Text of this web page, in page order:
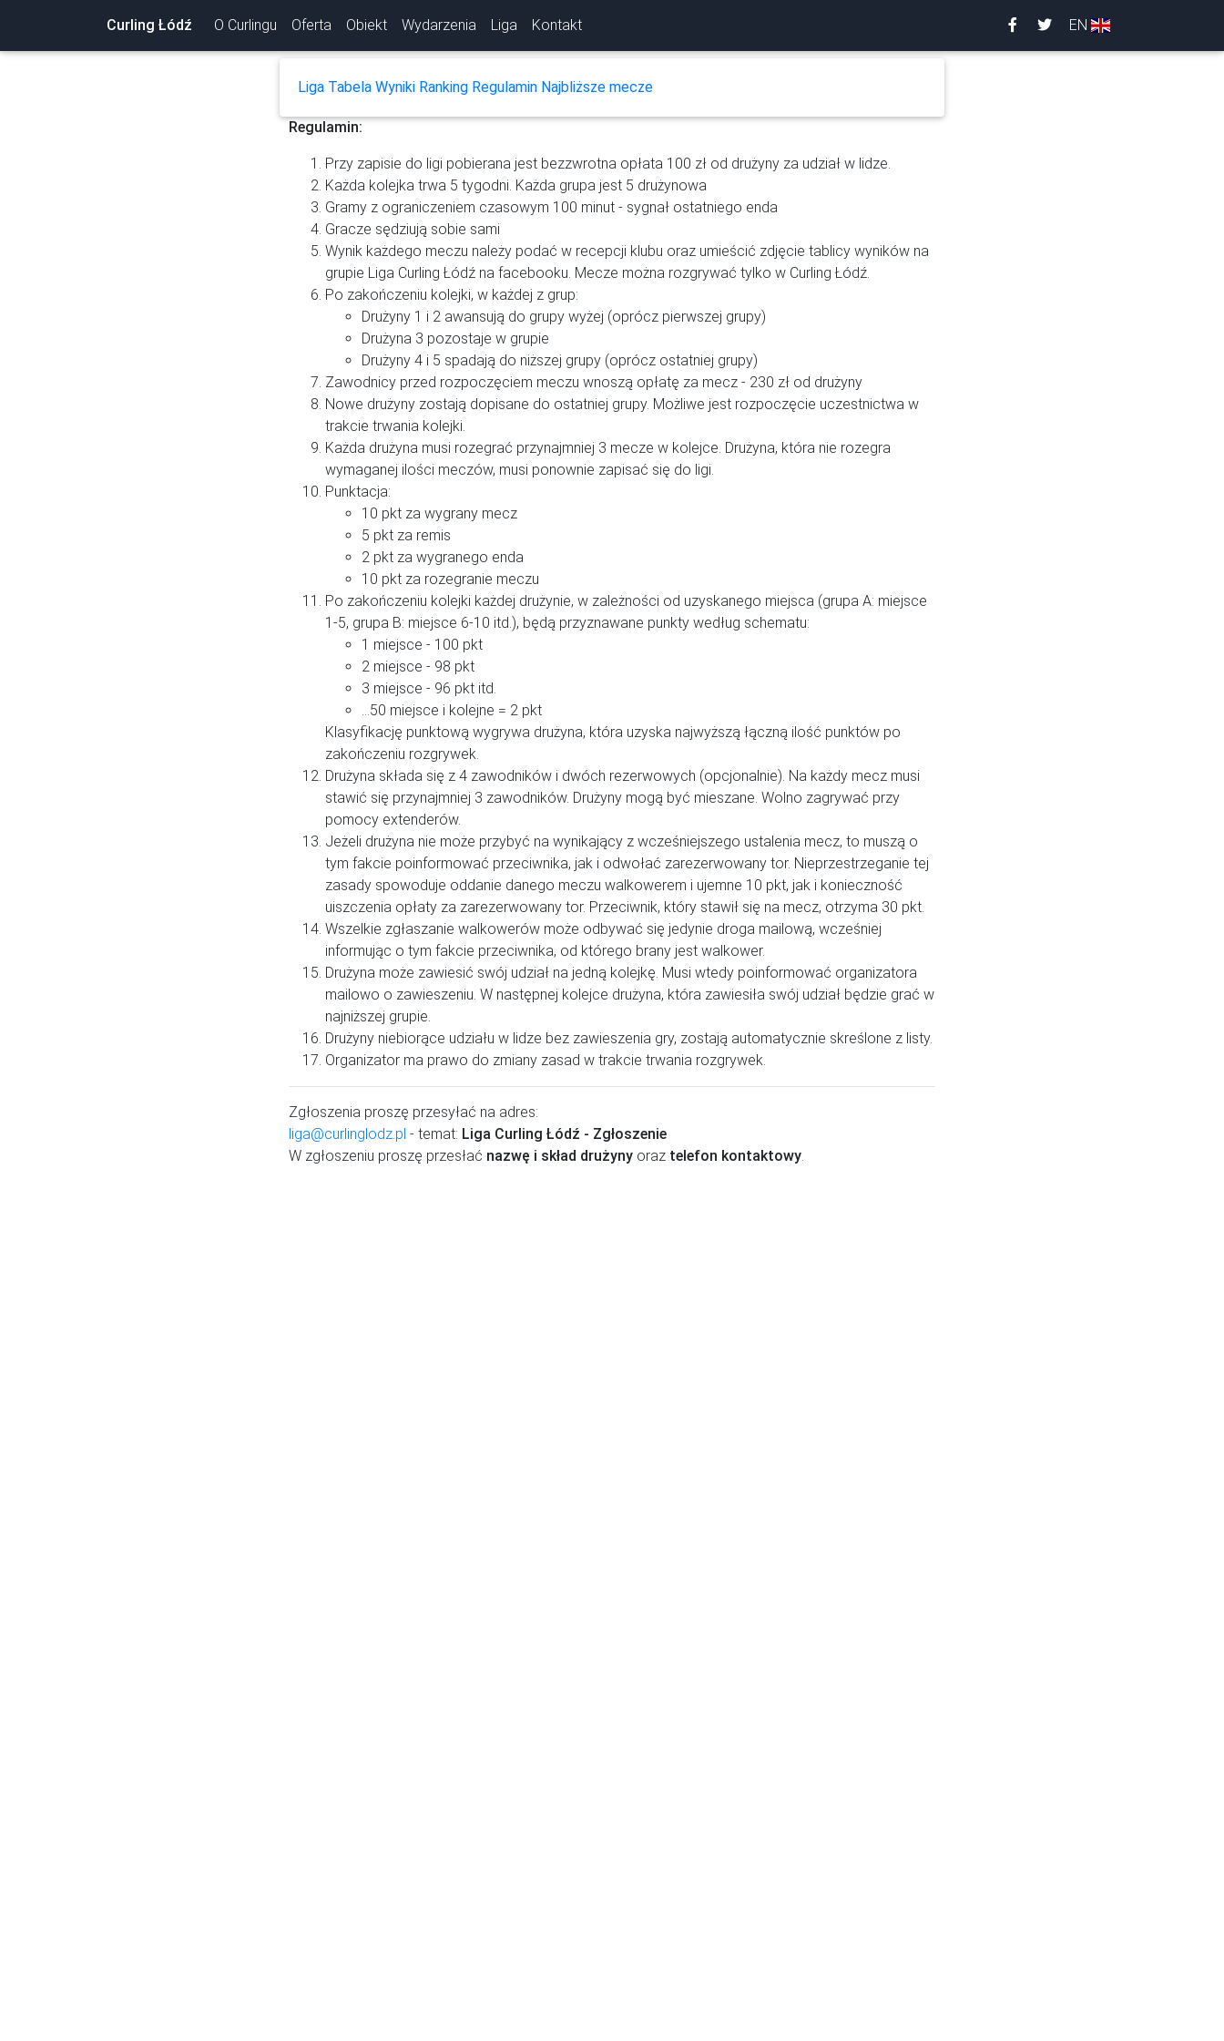
Curling Łódź O Curlingu Oferta Obiekt Wydarzenia Liga Kontakt EN
Liga Tabela Wyniki Ranking Regulamin Najbliższe mecze
Regulamin:
Przy zapisie do ligi pobierana jest bezzwrotna opłata 100 zł od drużyny za udział w lidze.
Każda kolejka trwa 5 tygodni. Każda grupa jest 5 drużynowa
Gramy z ograniczeniem czasowym 100 minut - sygnał ostatniego enda
Gracze sędziują sobie sami
Wynik każdego meczu należy podać w recepcji klubu oraz umieścić zdjęcie tablicy wyników na
grupie Liga Curling Łódź na facebooku. Mecze można rozgrywać tylko w Curling Łódź.
Po zakończeniu kolejki, w każdej z grup:
Drużyny 1 i 2 awansują do grupy wyżej (oprócz pierwszej grupy)
Drużyna 3 pozostaje w grupie
Drużyny 4 i 5 spadają do niższej grupy (oprócz ostatniej grupy)
Zawodnicy przed rozpoczęciem meczu wnoszą opłatę za mecz - 230 zł od drużyny
Nowe drużyny zostają dopisane do ostatniej grupy. Możliwe jest rozpoczęcie uczestnictwa w
trakcie trwania kolejki.
Każda drużyna musi rozegrać przynajmniej 3 mecze w kolejce. Drużyna, która nie rozegra
wymaganej ilości meczów, musi ponownie zapisać się do ligi.
Punktacja:
10 pkt za wygrany mecz
5 pkt za remis
2 pkt za wygranego enda
10 pkt za rozegranie meczu
Po zakończeniu kolejki każdej drużynie, w zależności od uzyskanego miejsca (grupa A: miejsce
1-5, grupa B: miejsce 6-10 itd.), będą przyznawane punkty według schematu:
1 miejsce - 100 pkt
2 miejsce - 98 pkt
3 miejsce - 96 pkt itd.
…50 miejsce i kolejne = 2 pkt
Klasyfikację punktową wygrywa drużyna, która uzyska najwyższą łączną ilość punktów po
zakończeniu rozgrywek.
Drużyna składa się z 4 zawodników i dwóch rezerwowych (opcjonalnie). Na każdy mecz musi
stawić się przynajmniej 3 zawodników. Drużyny mogą być mieszane. Wolno zagrywać przy
pomocy extenderów.
Jeżeli drużyna nie może przybyć na wynikający z wcześniejszego ustalenia mecz, to muszą o
tym fakcie poinformować przeciwnika, jak i odwołać zarezerwowany tor. Nieprzestrzeganie tej
zasady spowoduje oddanie danego meczu walkowerem i ujemne 10 pkt, jak i konieczność
uiszczenia opłaty za zarezerwowany tor. Przeciwnik, który stawił się na mecz, otrzyma 30 pkt.
Wszelkie zgłaszanie walkowerów może odbywać się jedynie droga mailową, wcześniej
informując o tym fakcie przeciwnika, od którego brany jest walkower.
Drużyna może zawiesić swój udział na jedną kolejkę. Musi wtedy poinformować organizatora
mailowo o zawieszeniu. W następnej kolejce drużyna, która zawiesiła swój udział będzie grać w
najniższej grupie.
Drużyny niebiorące udziału w lidze bez zawieszenia gry, zostają automatycznie skreślone z listy.
Organizator ma prawo do zmiany zasad w trakcie trwania rozgrywek.
Zgłoszenia proszę przesyłać na adres:
liga@curlinglodz.pl - temat: Liga Curling Łódź - Zgłoszenie
W zgłoszeniu proszę przesłać nazwę i skład drużyny oraz telefon kontaktowy.